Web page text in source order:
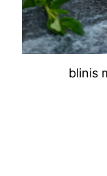
blinis